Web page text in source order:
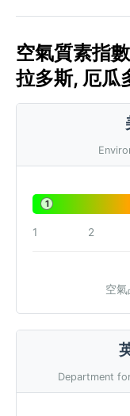
空氣質素指
拉多斯, 厄
1
1 2
空
Department